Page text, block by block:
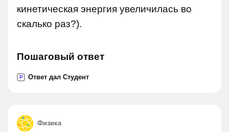
кинетическая энергия увеличилась во
скалько раз?).
Пошаговый ответ
P Ответ дал Студент
Физика